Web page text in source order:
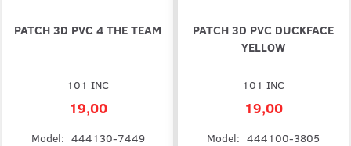
PATCH 3D PVC 4 THE TEAM
101 INC
19,00
Model: 444130-7449
PATCH 3D PVC DUCKFACE
YELLOW
101 INC
19,00
Model: 444100-3805